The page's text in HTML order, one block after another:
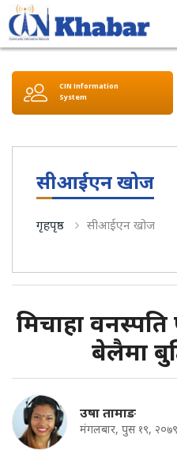
CIN Information
System
सीआईएन खोज
गृहपृष्ठ सीआईएन खोज
मिचाहा
बेलैमा
उषा तामाङ
मंगलबार, पुस १९, २०७९